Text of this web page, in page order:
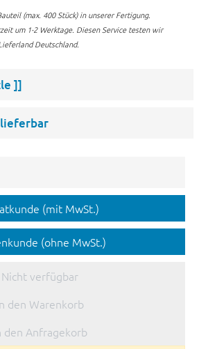
(max. 400 Stück) in unserer Fertigung.
um 1-2 Werktage. Diesen Service testen wir
Deutschland.
]]
(mit MwSt.)
(ohne MwSt.)
Nicht verfügbar
den Warenkorb
den Anfragekorb